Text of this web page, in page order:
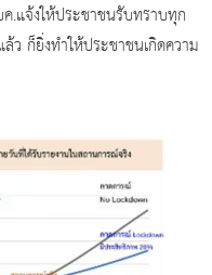
งให้ประชาชนรับทราบทุก
ว ก็ยิ่งทำให้ประชาชนเกิดความ